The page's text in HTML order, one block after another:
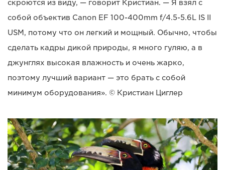
скроются из виду, — говорит Кристиан. — Я взял с
собой объектив Canon EF 100-400mm f/4.5-5.6L IS II
USM, потому что он легкий и мощный. Обычно, чтобы
сделать кадры дикой природы, я много гуляю, а в
джунглях высокая влажность и очень жарко,
поэтому лучший вариант — это брать с собой
минимум оборудования». © Кристиан Циглер